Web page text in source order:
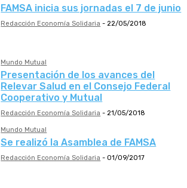
FAMSA inicia sus jornadas el 7 de junio
Redacción Economía Solidaria - 22/05/2018
Mundo Mutual
Presentación de los avances del
Relevar Salud en el Consejo Federal
Cooperativo y Mutual
Redacción Economía Solidaria - 21/05/2018
Mundo Mutual
Se realizó la Asamblea de FAMSA
Redacción Economía Solidaria - 01/09/2017